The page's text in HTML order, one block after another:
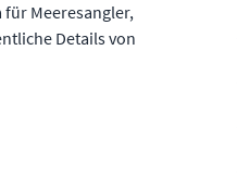
Meeresangler,
Details von